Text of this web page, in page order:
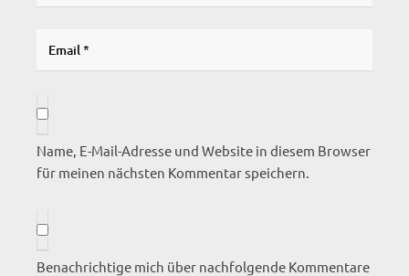
Name, E-Mail-Adresse und Website in diesem Browser
für meinen nächsten Kommentar speichern.
Benachrichtige mich über nachfolgende Kommentare